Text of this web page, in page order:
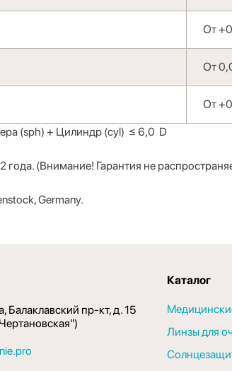
От
От
От
Цилиндр (cyl) ≤ 6,0 D
года. (Внимание! Гарантия не
Germany.
Балаклавский пр-кт, д. 15
Каталог
Линзы для